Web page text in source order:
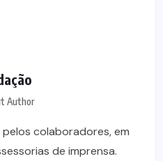
Author
colaboradores, em
de imprensa.